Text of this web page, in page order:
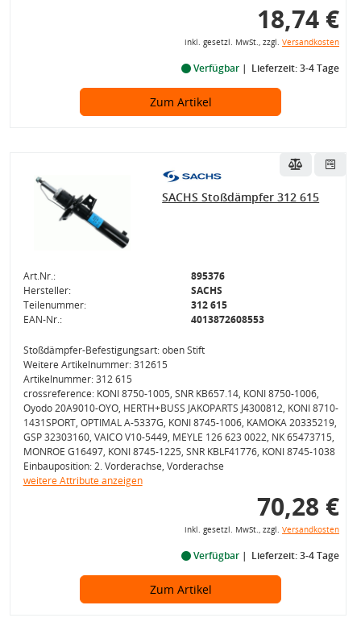
18,74 €
inkl. gesetzl. MwSt., zzgl. Versandkosten
Verfügbar Lieferzeit: 3-4 Tage
Zum Artikel
SACHS Stoßdämpfer 312 615
Art.Nr.:
895376
Hersteller:
SACHS
Teilenummer:
312 615
EAN-Nr.:
4013872608553
Stoßdämpfer-Befestigungsart: oben Stift
Weitere Artikelnummer: 312615
Artikelnummer: 312 615
crossreference: KONI 8750-1005, SNR KB657.14, KONI 8750-1006,
Oyodo 20A9010-OYO, HERTH+BUSS JAKOPARTS J4300812, KONI 8710-
1431SPORT, OPTIMAL A-5337G, KONI 8745-1006, KAMOKA 20335219,
GSP 32303160, VAICO V10-5449, MEYLE 126 623 0022, NK 65473715,
MONROE G16497, KONI 8745-1225, SNR KBLF41776, KONI 8745-1038
Einbauposition: 2. Vorderachse, Vorderachse
weitere Attribute anzeigen
70,28 €
inkl. gesetzl. MwSt., zzgl. Versandkosten
Verfügbar Lieferzeit: 3-4 Tage
Zum Artikel